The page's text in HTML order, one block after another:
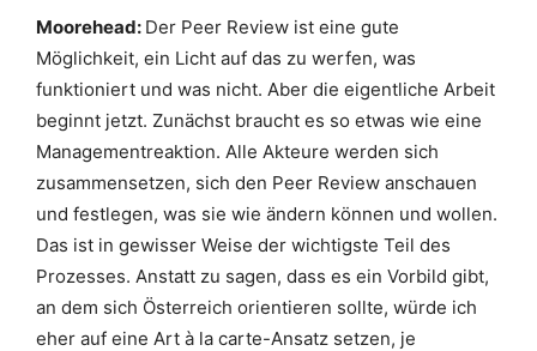
Moorehead: Der Peer Review ist eine gute
Möglichkeit, ein Licht auf das zu werfen, was
funktioniert und was nicht. Aber die eigentliche Arbeit
beginnt jetzt. Zunächst braucht es so etwas wie eine
Managementreaktion. Alle Akteure werden sich
zusammensetzen, sich den Peer Review anschauen
und festlegen, was sie wie ändern können und wollen.
Das ist in gewisser Weise der wichtigste Teil des
Prozesses. Anstatt zu sagen, dass es ein Vorbild gibt,
an dem sich Österreich orientieren sollte, würde ich
eher auf eine Art à la carte-Ansatz setzen, je